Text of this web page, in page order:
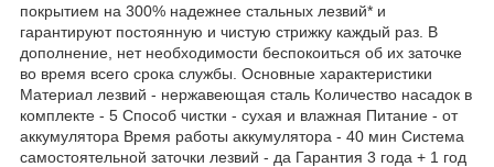
покрытием на 300% надежнее стальных лезвий* и
гарантируют постоянную и чистую стрижку каждый раз. В
дополнение, нет необходимости беспокоиться об их заточке
во время всего срока службы. Основные характеристики
Материал лезвий - нержавеющая сталь Количество насадок в
комплекте - 5 Способ чистки - сухая и влажная Питание - от
аккумулятора Время работы аккумулятора - 40 мин Система
самостоятельной заточки лезвий - да Гарантия 3 года + 1 год